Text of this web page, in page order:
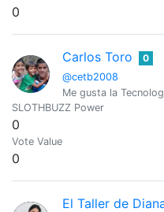
0
Carlos Toro
@cetb2008
0
Me gusta la
SLOTHBUZZ Power
0
Vote Value
0
El Taller de